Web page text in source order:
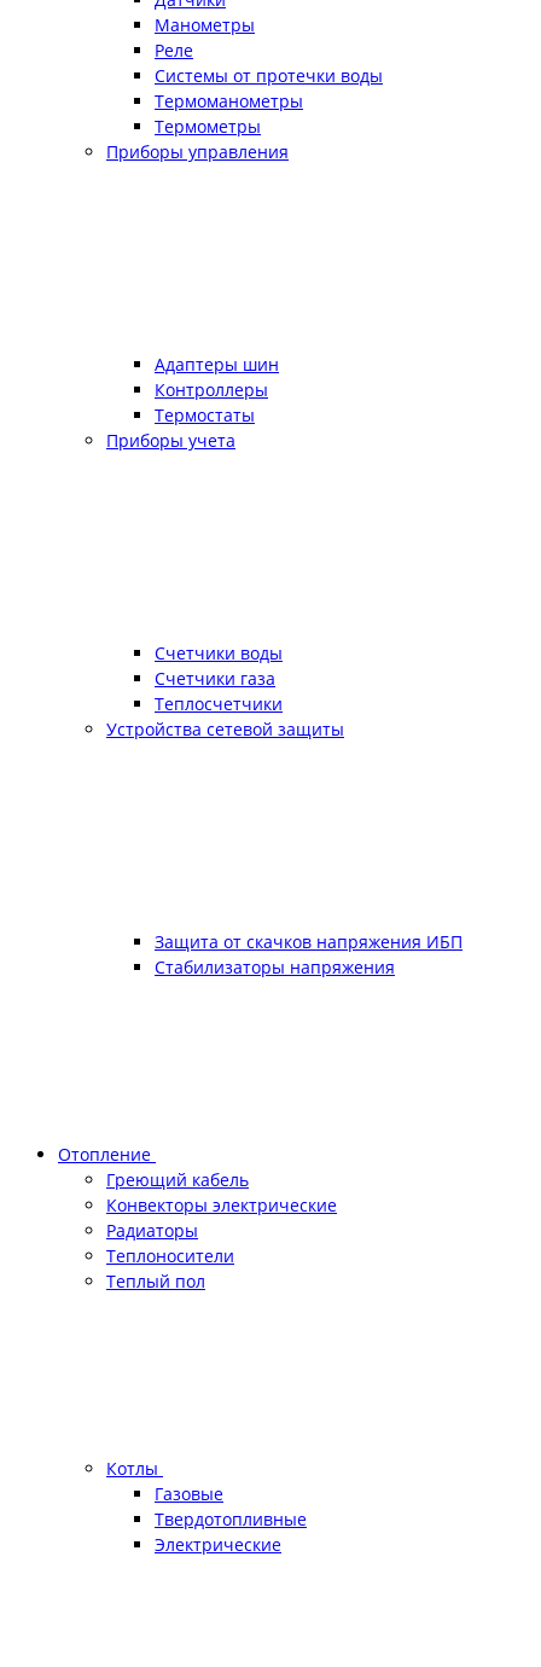
Манометры
Реле
Системы от протечки воды
Термоманометры
Термометры
Приборы управления
Адаптеры шин
Контроллеры
Термостаты
Приборы учета
Счетчики воды
Счетчики газа
Теплосчетчики
Устройства сетевой защиты
Защита от скачков напряжения ИБП
Стабилизаторы напряжения
Отопление
Греющий кабель
Конвекторы электрические
Радиаторы
Теплоносители
Теплый пол
Котлы
Газовые
Твердотопливные
Электрические